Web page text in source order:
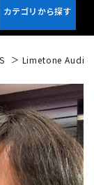
ギ/エレアコ
レレ
Limetone Audio